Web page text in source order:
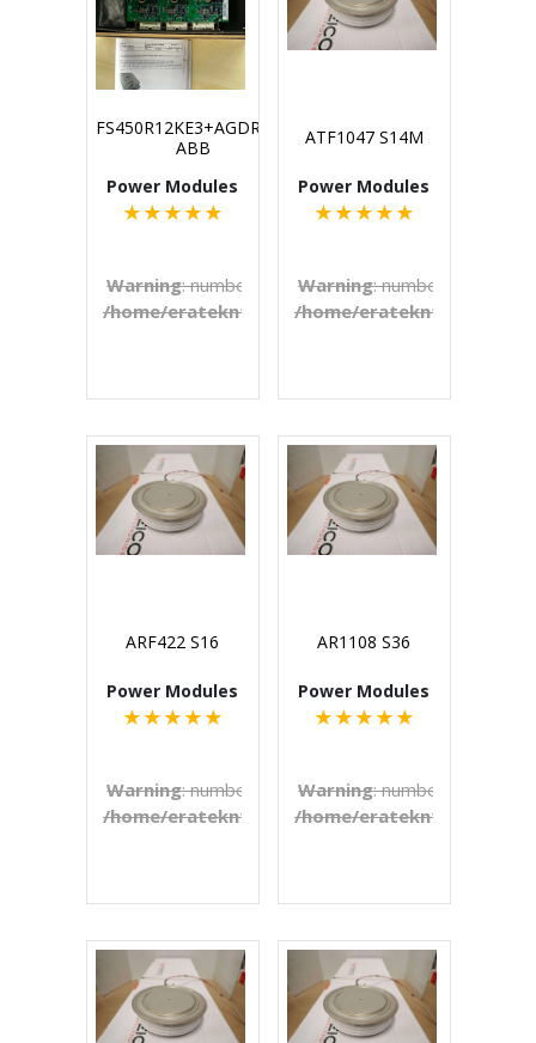
FS450R12KE3+AGDR71C
ABB
Power Modules
★ ★ ★ ★ ★
Warning: number_format() expects parameter 1
/home/eratekn1/public_html/includes/
ATF1047 S14M
Power Modules
★ ★ ★ ★ ★
Warning: number_format()
/home/eratekn1/
ARF422 S16
Power Modules
★ ★ ★ ★ ★
Warning: number_format() expects parameter 1
/home/eratekn1/public_html/includes/
AR1108 S36
Power Modules
★ ★ ★ ★ ★
Warning: number_format()
/home/eratekn1/